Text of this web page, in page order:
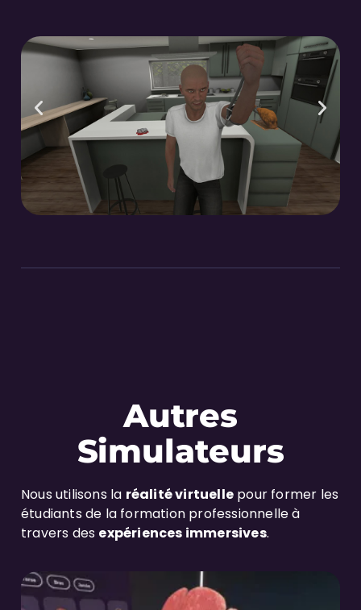
Autres
Simulateurs
Nous utilisons la réalité virtuelle pour former les
étudiants de la formation professionnelle à
travers des expériences immersives.